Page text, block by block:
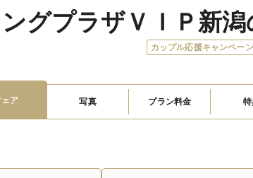
グプラザＶＩＰ新
カップル応援キャンペー
ェア 写真 プラン料金